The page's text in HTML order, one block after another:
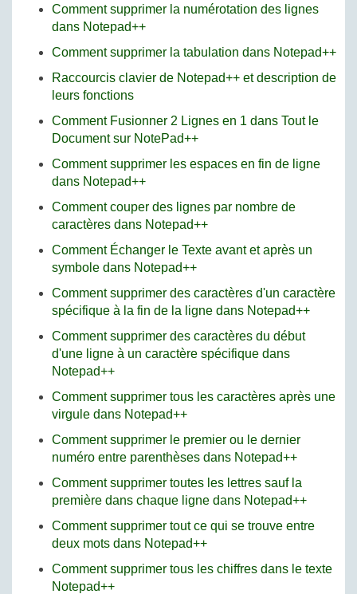
Comment supprimer la numérotation des lignes
dans Notepad++
Comment supprimer la tabulation dans Notepad++
Raccourcis clavier de Notepad++ et description de
leurs fonctions
Comment Fusionner 2 Lignes en 1 dans Tout le
Document sur NotePad++
Comment supprimer les espaces en fin de ligne
dans Notepad++
Comment couper des lignes par nombre de
caractères dans Notepad++
Comment Échanger le Texte avant et après un
symbole dans Notepad++
Comment supprimer des caractères d'un caractère
spécifique à la fin de la ligne dans Notepad++
Comment supprimer des caractères du début
d'une ligne à un caractère spécifique dans
Notepad++
Comment supprimer tous les caractères après une
virgule dans Notepad++
Comment supprimer le premier ou le dernier
numéro entre parenthèses dans Notepad++
Comment supprimer toutes les lettres sauf la
première dans chaque ligne dans Notepad++
Comment supprimer tout ce qui se trouve entre
deux mots dans Notepad++
Comment supprimer tous les chiffres dans le texte
Notepad++